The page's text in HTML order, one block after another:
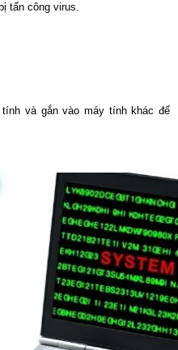
tấn công virus.
và gắn vào máy tính khác để